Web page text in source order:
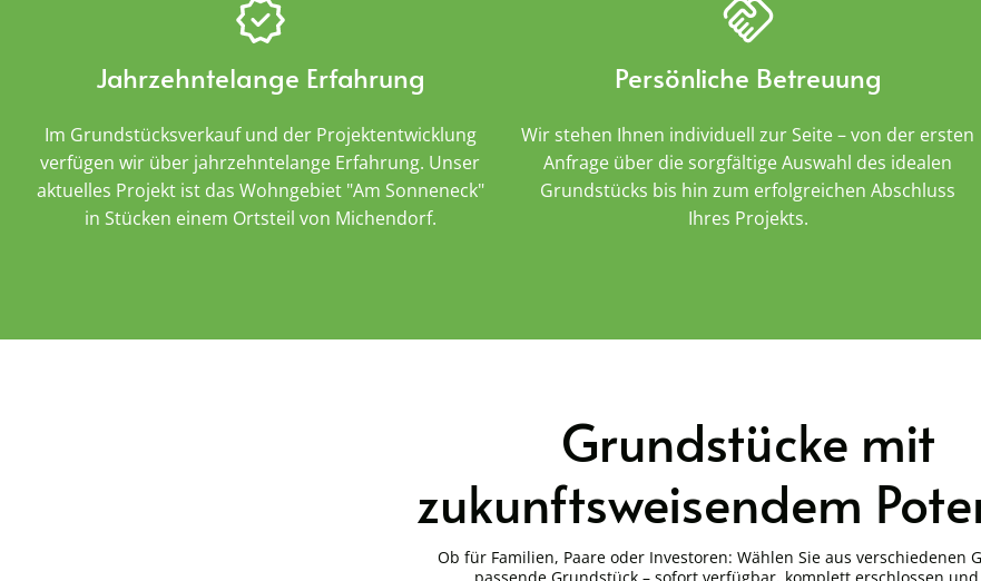
Jahrzehntelange Erfahrung
Im Grundstücksverkauf und der Projektentwicklung
verfügen wir über jahrzehntelange Erfahrung. Unser
aktuelles Projekt ist das Wohngebiet "Am Sonneneck"
in Stücken einem Ortsteil von Michendorf.
Persönliche Betreuung
Wir stehen Ihnen individuell zur Seite – von der ersten
Anfrage über die sorgfältige Auswahl des idealen
Grundstücks bis hin zum erfolgreichen Abschluss
Ihres Projekts.
Grundstücke mit
zukunftsweisendem
Ob für Familien, Paare oder Investoren: Wählen Sie aus verschiedenen